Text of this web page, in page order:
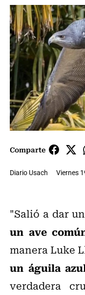
Comparte
Diario Usach Viernes
"Salió a dar
un ave
manera Luke
un águila
verdadera